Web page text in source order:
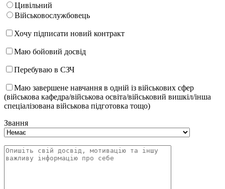
Цивільний
Військовослужбовець
Хочу підписати новий контракт
Маю бойовий досвід
Перебуваю в СЗЧ
Маю завершене навчання в одній із військових сфер
(військова кафедра/військова освіта/військовий вишкіл/інша
спеціалізована військова підготовка тощо)
Звання